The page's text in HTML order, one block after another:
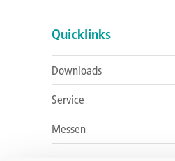
Quicklinks
Downloads
Service
Messen